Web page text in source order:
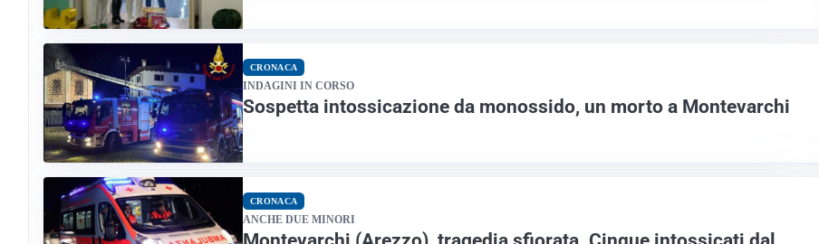
CRONACA
INDAGINI IN CORSO
Sospetta intossicazione da monossido, un morto a Montevarchi
CRONACA
ANCHE DUE MINORI